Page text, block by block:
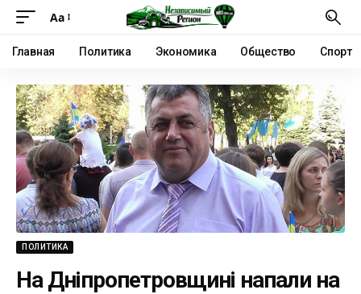
Аа
Главная Политика Экономика Общество Спорт
ПОЛИТИКА
На Дніпропетровщині напали на